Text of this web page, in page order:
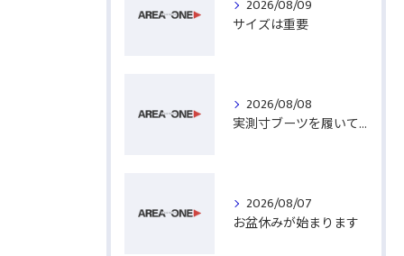
2026/08/09
サイズは重要
2026/08/08
実測寸ブーツを履いてみる
2026/08/07
お盆休みが始まります